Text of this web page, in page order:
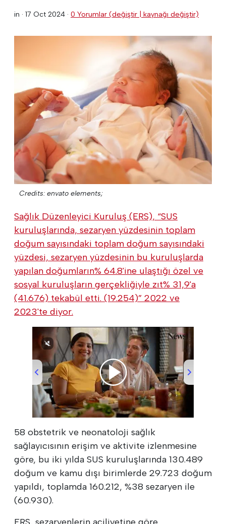
in · 17 Oct 2024 · 0 Yorumlar (değiştir | kaynağı değiştir)
Credits: envato elements;
Sağlık Düzenleyici Kuruluş (ERS), “SUS
kuruluşlarında, sezaryen yüzdesinin toplam
doğum sayısındaki toplam doğum sayısındaki
yüzdesi, sezaryen yüzdesinin bu kuruluşlarda
yapılan doğumların% 64.8'ine ulaştığı özel ve
sosyal kuruluşların gerçekliğiyle zıt% 31,9'a
(41.676) tekabül etti. (19.254)” 2022 ve
2023'te diyor.
00:00/07:24
58 obstetrik ve neonatoloji sağlık
sağlayıcısının erişim ve aktivite izlenmesine
göre, bu iki yılda SUS kuruluşlarında 130.489
doğum ve kamu dışı birimlerde 29.723 doğum
yapıldı, toplamda 160.212, %38 sezaryen ile
(60.930).